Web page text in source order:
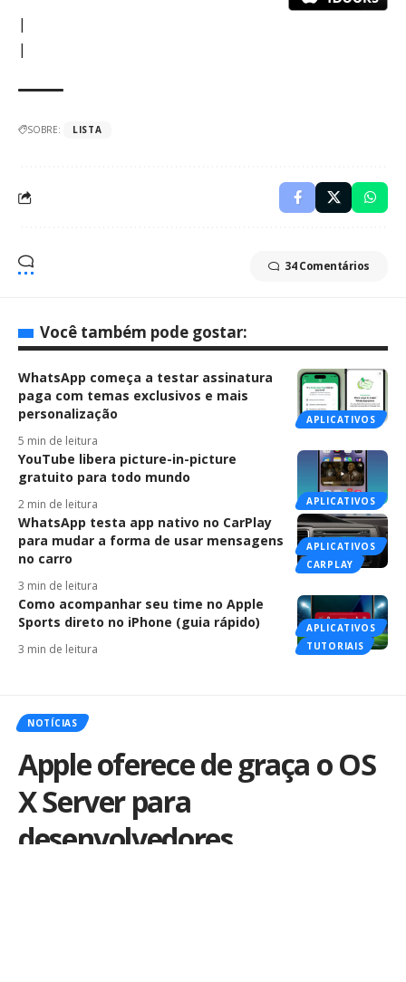
|
|
SOBRE: LISTA
34 Comentários
Você também pode gostar:
APLICATIVOS
WhatsApp começa a testar assinatura
paga com temas exclusivos e mais
personalização
5 min de leitura
APLICATIVOS
YouTube libera picture-in-picture
gratuito para todo mundo
2 min de leitura
APLICATIVOS
CARPLAY
WhatsApp testa app nativo no CarPlay
para mudar a forma de usar mensagens
no carro
3 min de leitura
APLICATIVOS
TUTORIAIS
Como acompanhar seu time no Apple
Sports direto no iPhone (guia rápido)
3 min de leitura
NOTÍCIAS
Apple oferece de graça o OS
X Server para
desenvolvedores